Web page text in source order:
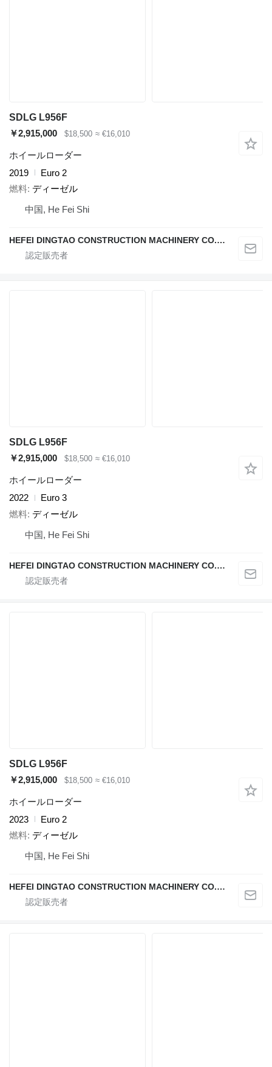
SDLG L956F
￥2,915,000
$18,500 ≈ €16,010
ホイールローダー
2019
Euro 2
燃料 ディーゼル
中国, He Fei Shi
HEFEI DINGTAO CONSTRUCTION MACHINERY CO., LIMITED
SDLG L956F
￥2,915,000
$18,500 ≈ €16,010
ホイールローダー
2022
Euro 3
燃料 ディーゼル
中国, He Fei Shi
HEFEI DINGTAO CONSTRUCTION MACHINERY CO., LIMITED
SDLG L956F
￥2,915,000
$18,500 ≈ €16,010
ホイールローダー
2023
Euro 2
燃料 ディーゼル
中国, He Fei Shi
HEFEI DINGTAO CONSTRUCTION MACHINERY CO., LIMITED